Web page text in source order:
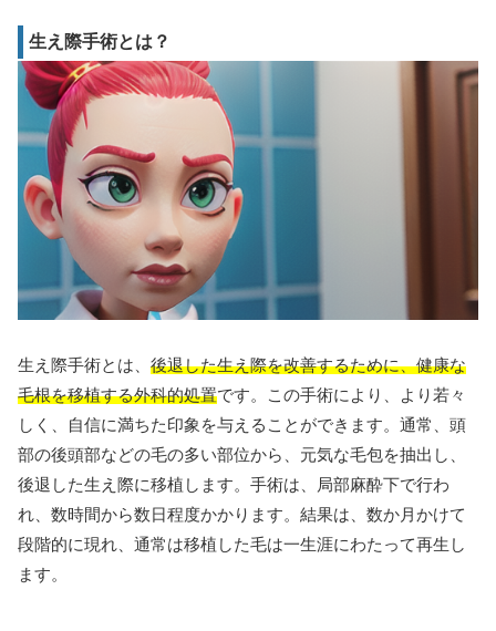
生え際手術とは？
生え際手術とは、 後退した生え際を改善するために、健康な
毛根を移植する外科的処置です。この手術により、より若々
しく、自信に満ちた印象を与えることができます。通常、頭
部の後頭部などの毛の多い部位から、元気な毛包を抽出し、
後退した生え際に移植します。手術は、局部麻酔下で行わ
れ、数時間から数日程度かかります。結果は、数か月かけて
段階的に現れ、通常は移植した毛は一生涯にわたって再生し
ます。